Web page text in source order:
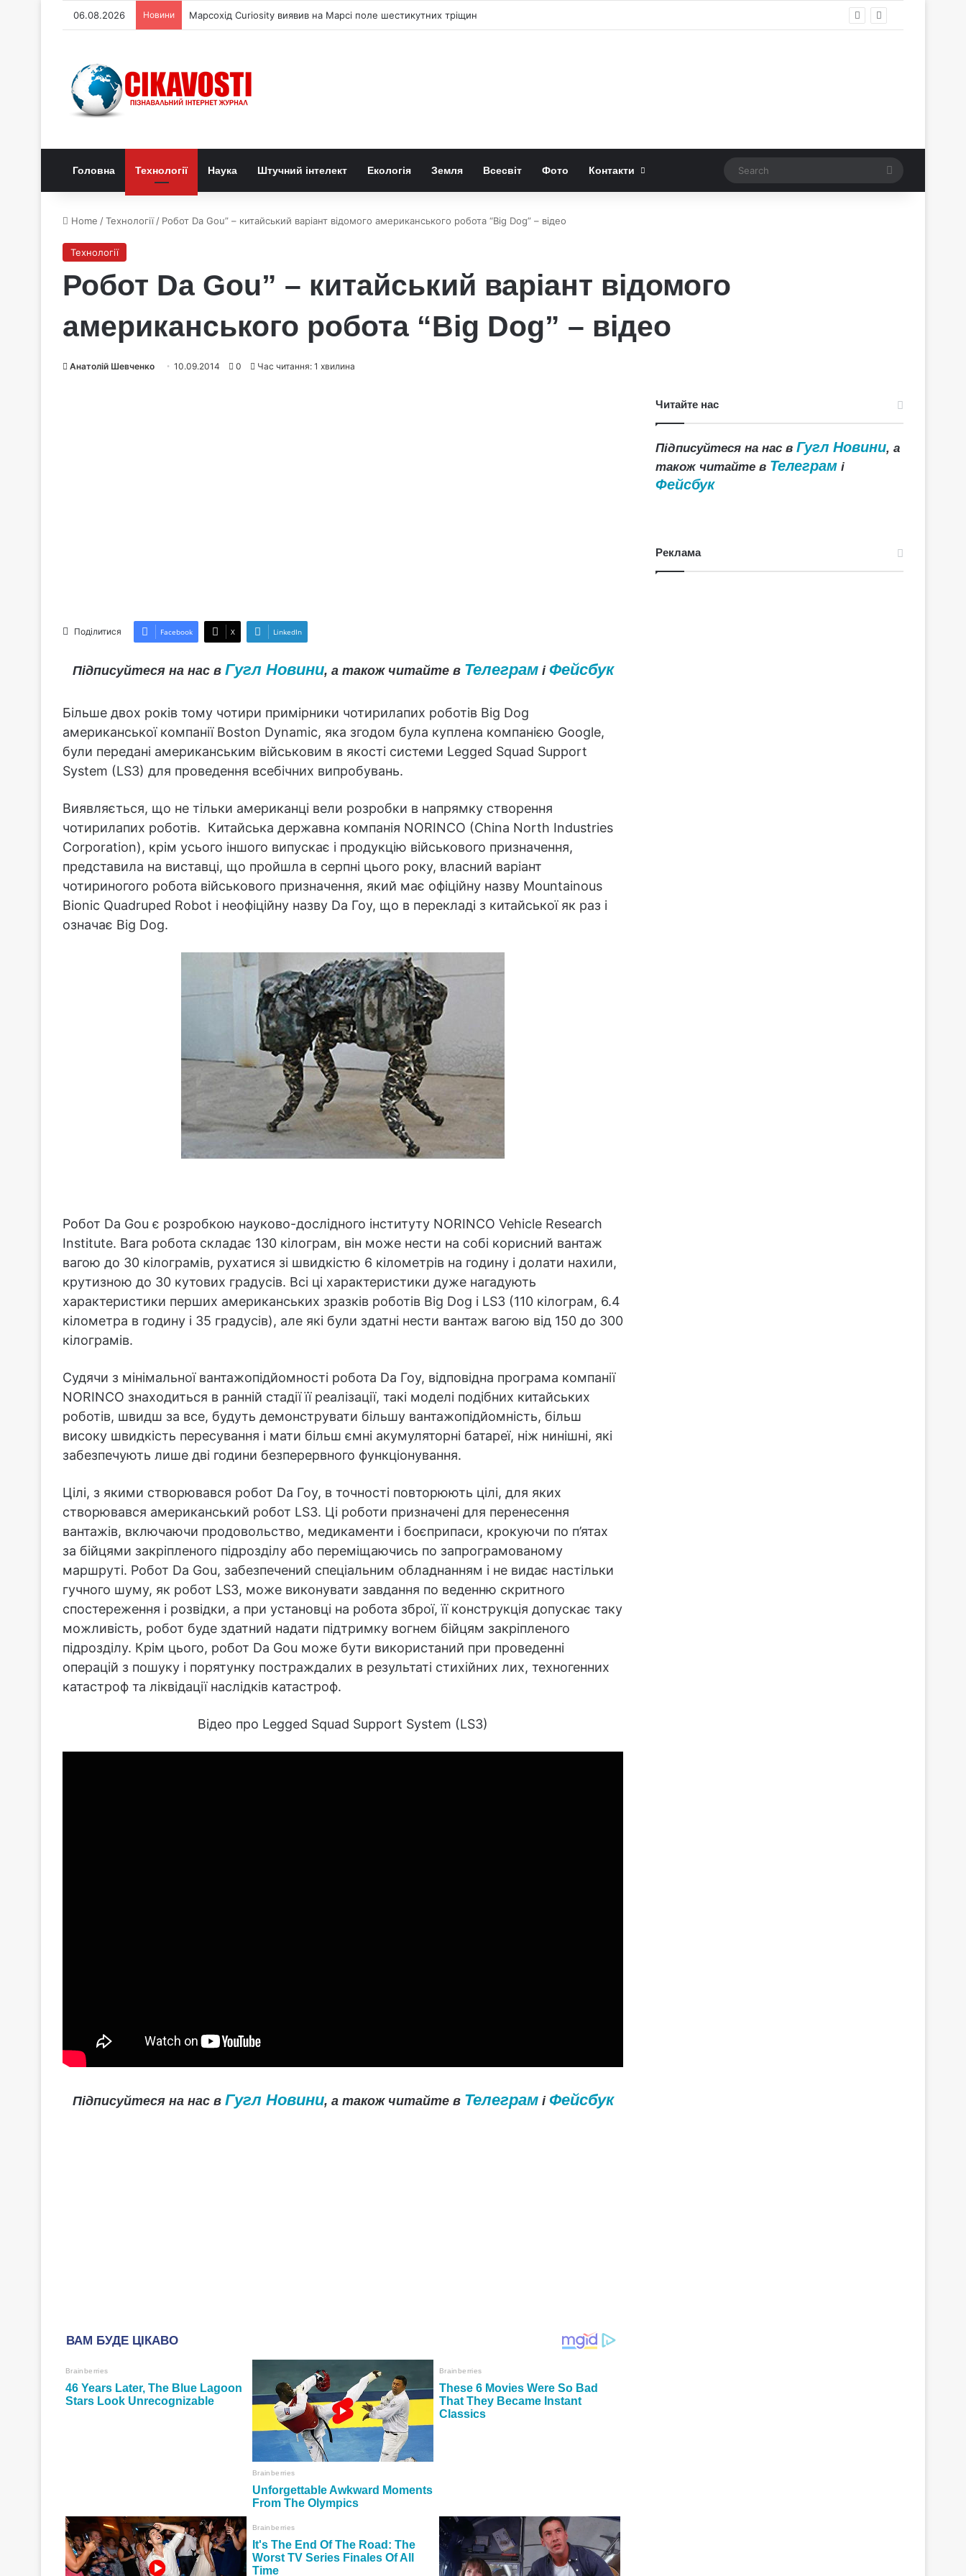
06.08.2026 Новини Моделі ШІ майже повністю прибирають тваринок-героїнь з дитячих історій
Головна Технології Наука Штучний інтелект Екологія Земля Всесвіт Фото Контакти Search
Home /Технології / Робот Da Gou” – китайський варіант відомого американського робота “Big Dog” – відео
Технології
Робот Da Gou” – китайський варіант відомого
американського робота “Big Dog” – відео
Анатолій Шевченко 10.09.2014 0 Час читання: 1 хвилина
Поділитися Facebook X LinkedIn
Підписуйтеся на нас в Гугл Новини, а також читайте в Телеграмі Фейсбук
Більше двох років тому чотири примірники чотирилапих роботів Big Dog
американської компанії Boston Dynamic, яка згодом була куплена компанією Google,
були передані американським військовим в якості системи Legged Squad Support
System (LS3) для проведення всебічних випробувань.
Виявляється, що не тільки американці вели розробки в напрямку створення
чотирилапих роботів. Китайська державна компанія NORINCO (China North Industries
Corporation), крім усього іншого випускає і продукцію військового призначення,
представила на виставці, що пройшла в серпні цього року, власний варіант
чотириногого робота військового призначення, який має офіційну назву Mountainous
Bionic Quadruped Robot і неофіційну назву Da Гоу, що в перекладі з китайської як раз і
означає Big Dog.
Робот Da Gou є розробкою науково-дослідного інституту NORINCO Vehicle Research
Institute. Вага робота складає 130 кілограм, він може нести на собі корисний вантаж
вагою до 30 кілограмів, рухатися зі швидкістю 6 кілометрів на годину і долати нахили,
крутизною до 30 кутових градусів. Всі ці характеристики дуже нагадують
характеристики перших американських зразків роботів Big Dog і LS3 (110 кілограм, 6.4
кілометра в годину і 35 градусів), але які були здатні нести вантаж вагою від 150 до 300
кілограмів.
Судячи з мінімальної вантажопідйомності робота Da Гоу, відповідна програма компанії
NORINCO знаходиться в ранній стадії її реалізації, такі моделі подібних китайських
роботів, швидш за все, будуть демонструвати більшу вантажопідйомність, більш
високу швидкість пересування і мати більш ємні акумуляторні батареї, ніж нинішні, які
забезпечують лише дві години безперервного функціонування.
Цілі, з якими створювався робот Da Гоу, в точності повторюють цілі, для яких
створювався американський робот LS3. Ці роботи призначені для перенесення
вантажів, включаючи продовольство, медикаменти і боєприпаси, крокуючи по п’ятах
за бійцями закріпленого підрозділу або переміщаючись по запрограмованому
маршруті. Робот Da Gou, забезпечений спеціальним обладнанням і не видає настільки
гучного шуму, як робот LS3, може виконувати завдання по веденню скритного
спостереження і розвідки, а при установці на робота зброї, її конструкція допускає таку
можливість, робот буде здатний надати підтримку вогнем бійцям закріпленого
підрозділу. Крім цього, робот Da Gou може бути використаний при проведенні
операцій з пошуку і порятунку постраждалих в результаті стихійних лих, техногенних
катастроф та ліквідації наслідків катастроф.
Відео про Legged Squad Support System (LS3)
Підписуйтеся на нас в Гугл Новини, а також читайте в Телеграмі Фейсбук
Читайте нас
Підписуйтеся на нас вГугл Новини, а
також читайте в Телеграм і
Фейсбук
Реклама